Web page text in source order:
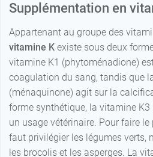
Supplémentation en
Appartenant au groupe des
vitamine K existe sous deux
vitamine K1 (phytoménadione)
coagulation du sang, tandis que
(ménaquinone) agit sur la
forme synthétique, la vitamine
un usage vétérinaire. Pour faire
faut privilégier les légumes verts,
les brocolis et les asperges. La